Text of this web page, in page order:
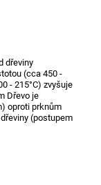
dřeviny
(cca 450 -
- 215°C) zvyšuje
Dřevo je
oproti prknům
(postupem